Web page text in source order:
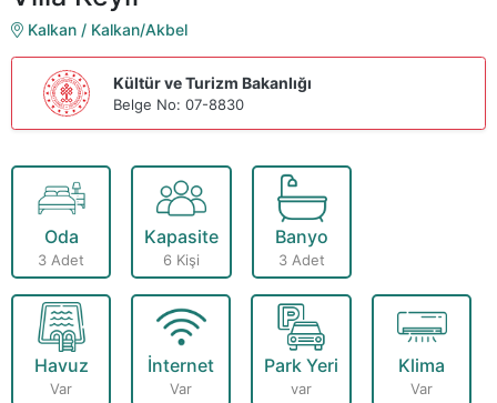
Kalkan / Kalkan/Akbel
Kültür ve Turizm Bakanlığı
Belge No: 07-8830
Oda
3 Adet
Kapasite
6 Kişi
Banyo
3 Adet
Havuz
Var
İnternet
Var
Park Yeri
var
Klima
Var